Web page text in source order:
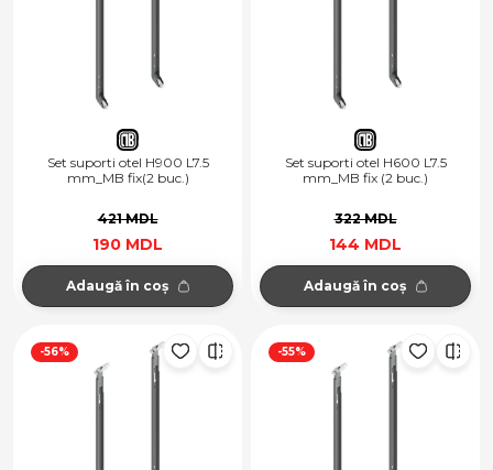
Set suporti otel H900 L7.5
mm_MB fix(2 buc.)
421 MDL
190 MDL
Adaugă în coș
Set suporti otel H600 L7.5
mm_MB fix (2 buc.)
322 MDL
144 MDL
Adaugă în coș
-56% -55%